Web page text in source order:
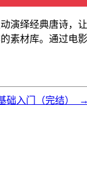
绎经典唐诗
材库。通过
础入门（完结） →